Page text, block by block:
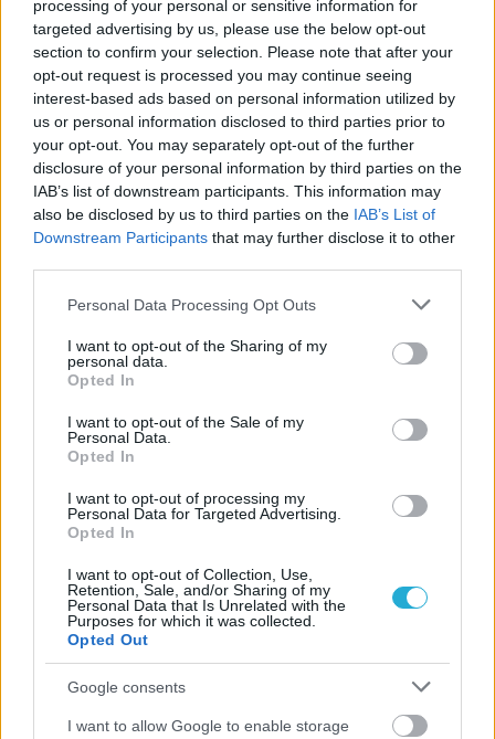
processing of your personal or sensitive information for
targeted advertising by us, please use the below opt-out
section to confirm your selection. Please note that after your
opt-out request is processed you may continue seeing
interest-based ads based on personal information utilized by
us or personal information disclosed to third parties prior to
your opt-out. You may separately opt-out of the further
disclosure of your personal information by third parties on the
IAB’s list of downstream participants. This information may
also be disclosed by us to third parties on the IAB’s List of
Downstream Participants that may further disclose it to other
Please note that this website/app uses one or more Google
not limited to your visit or usage behaviour. You may click to
grant or deny consent to Google and its third-party tags to
use your data for below specified purposes in below Google
consent section.
Personal Data Processing Opt Outs
I want to opt-out of the Sharing of my
personal data.
Opted In
I want to opt-out of the Sale of my
Personal Data.
Opted In
I want to opt-out of processing my
Personal Data for Targeted Advertising.
Opted In
I want to opt-out of Collection, Use,
Retention, Sale, and/or Sharing of my
Personal Data that Is Unrelated with the
Purposes for which it was collected.
Opted Out
Google consents
I want to allow Google to enable storage
Ουρμπίνο
ΓΝΩΜΕΣ
ΠΕΝΥ ΡΟΝΤΟΓΙΑΝΝΗ
στο σήμερα: Tο τρίτο
Παναθηναϊκού με την
Αναγνώριση και σεβασμός
οι σημαντικότερες νίκες του